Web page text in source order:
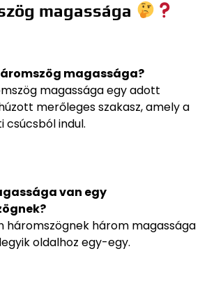
magassága
magassága?
magassága egy adott
merőleges szakasz, amely a
csúcsból indul.
van egy
háromszögnek három magassága
oldalhoz egy-egy.